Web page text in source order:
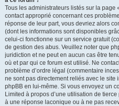
Tous les administrateurs listés sur la page
contact approprié concernant ces
réponse de leur part, vous devriez alors
(dont les informations sont disponibles
celui-ci fonctionne sur un service gratuit
de gestion des abus. Veuillez noter que
juridiction et ne peut en aucun cas être
où et par qui ce forum est utilisé. Ne
problème d’ordre légal (commentaire
ne sont pas directement reliés avec le site
phpBB en lui-même. Si vous envoyez un
Limited à propos d’une utilisation de
à une réponse laconique ou à ne pas